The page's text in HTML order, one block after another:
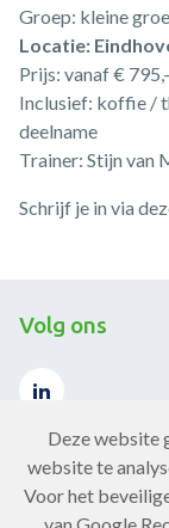
Groep: kleine
Locatie:
Prijs: vanaf €
Inclusief: koffie /
deelname
Trainer: Stijn van
Schrijf je in via
Volg ons
Contact
Deze website
website te
Voor het